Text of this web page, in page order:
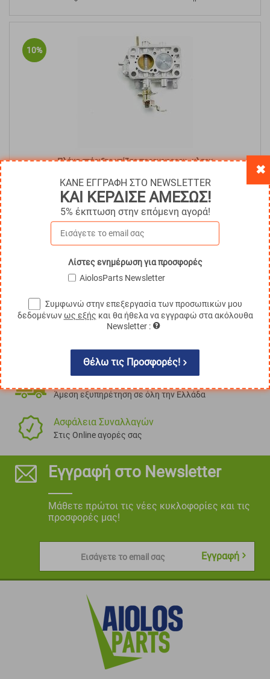
10%
Πλάκα στήριξης ντίζας περονοφορου--κλαρκ
GEN-2010707
διαθέσιμο
Με ΦΠΑ
ΑΓΟΡΑ
Άμεση εξυπηρέτηση σε όλη την Ελλάδα
Ασφάλεια Συναλλαγών
Στις Online αγορές σας
Εγγραφή στο Newsletter
Μάθετε πρώτοι τις νέες κυκλοφορίες και τις
προσφορές μας!
Εισάγετε το email σας Εγγραφή
✖
ΚΑΝΕ ΕΓΓΡΑΦΗ ΣΤΟ NEWSLETTER
ΚΑΙ ΚΕΡΔΙΣΕ ΑΜΕΣΩΣ!
5% έκπτωση στην επόμενη αγορά!
Λίστες ενημέρωση για προσφορές
AiolosParts Newsletter
Συμφωνώ στην επεξεργασία των προσωπικών μου
δεδομένωνως εξής και θα ήθελα να εγγραφώ στα ακόλουθα
Newsletter :
Θέλω τις Προσφορές!